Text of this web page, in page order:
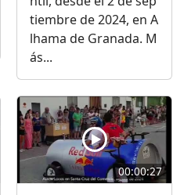
tiembre de 2024, en A
lhama de Granada. M
ás...
00:00:27